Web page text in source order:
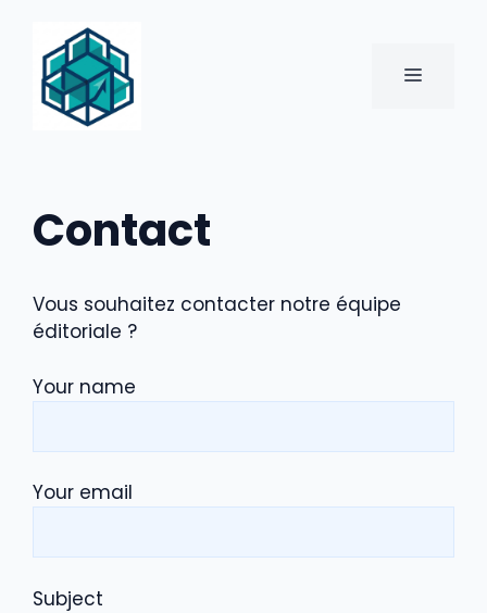
contenu
MENU
Contact
Vous souhaitez contacter notre équipe
éditoriale ?
Your name
Your email
Subject